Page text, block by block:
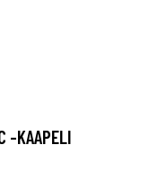
-KAAPELI